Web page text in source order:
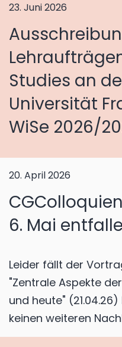
23. Juni 2026
Studies an
Universität
WiSe 2026/
20. April 2026
6. Mai
Leider fällt der
"Zentrale Aspekte
und heute"
keinen weiteren